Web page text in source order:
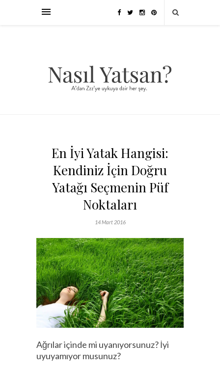
En İyi Yatak Hangisi:
Kendiniz İçin Doğru
Yatağı Seçmenin Püf
Noktaları
14 Mart 2016
Ağrılar içinde mi uyanıyorsunuz? İyi
uyuyamıyor musunuz?